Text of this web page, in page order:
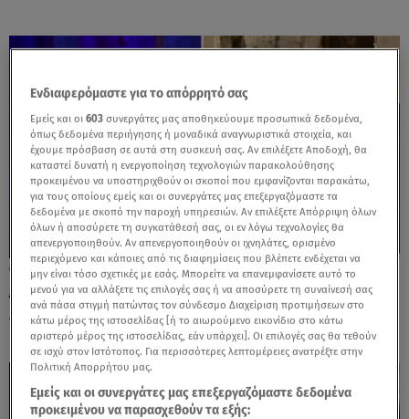
18.09.24, 17:15
Αγγελική Νικολούλη: Η κομψή εμφάνιση με
λευκό κοστούμι στο Ηρώδειο
Ενδιαφερόμαστε για το απόρρητό σας
Εμείς και οι603 συνεργάτες μας αποθηκεύουμε προσωπικά δεδομένα,
όπως δεδομένα περιήγησης ή μοναδικά αναγνωριστικά στοιχεία, και
έχουμε πρόσβαση σε αυτά στη συσκευή σας. Αν επιλέξετε Αποδοχή, θα
καταστεί δυνατή η ενεργοποίηση τεχνολογιών παρακολούθησης
προκειμένου να υποστηριχθούν οι σκοποί που εμφανίζονται παρακάτω,
για τους οποίους εμείς και οι συνεργάτες μας επεξεργαζόμαστε τα
δεδομένα με σκοπό την παροχή υπηρεσιών. Αν επιλέξετε Απόρριψη όλων
όλων ή αποσύρετε τη συγκατάθεσή σας, οι εν λόγω τεχνολογίες θα
απενεργοποιηθούν. Αν απενεργοποιηθούν οι ιχνηλάτες, ορισμένο
περιεχόμενο και κάποιες από τις διαφημίσεις που βλέπετε ενδέχεται να
μην είναι τόσο σχετικές με εσάς. Μπορείτε να επανεμφανίσετε αυτό το
μενού για να αλλάξετε τις επιλογές σας ή να αποσύρετε τη συναίνεσή σας
ανά πάσα στιγμή πατώντας τον σύνδεσμο Διαχείριση προτιμήσεων στο
κάτω μέρος της ιστοσελίδας [ή το αιωρούμενο εικονίδιο στο κάτω
αριστερό μέρος της ιστοσελίδας, εάν υπάρχει]. Οι επιλογές σας θα τεθούν
σε ισχύ στον Ιστότοπος. Για περισσότερες λεπτομέρειες ανατρέξτε στην
Πολιτική Απορρήτου μας.
Εμείς και οι συνεργάτες μας επεξεργαζόμαστε δεδομένα
προκειμένου να παρασχεθούν τα εξής: